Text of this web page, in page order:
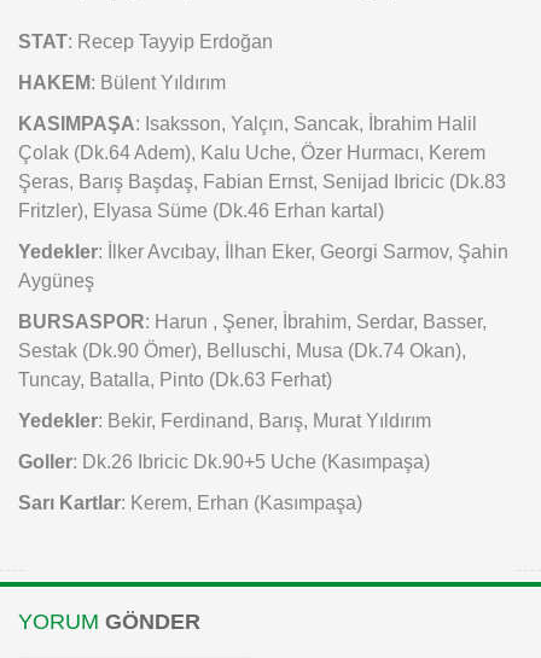
iOS
STAT: Recep Tayyip Erdoğan
HAKEM: Bülent Yıldırım
KASIMPAŞA: Isaksson, Yalçın, Sancak, İbrahim Halil
Çolak (Dk.64 Adem), Kalu Uche, Özer Hurmacı, Kerem
Şeras, Barış Başdaş, Fabian Ernst, Senijad Ibricic (Dk.83
Fritzler), Elyasa Süme (Dk.46 Erhan kartal)
Yedekler: İlker Avcıbay, İlhan Eker, Georgi Sarmov, Şahin
Aygüneş
BURSASPOR: Harun , Şener, İbrahim, Serdar, Basser,
Sestak (Dk.90 Ömer), Belluschi, Musa (Dk.74 Okan),
Tuncay, Batalla, Pinto (Dk.63 Ferhat)
Yedekler: Bekir, Ferdinand, Barış, Murat Yıldırım
Goller: Dk.26 Ibricic Dk.90+5 Uche (Kasımpaşa)
Sarı Kartlar: Kerem, Erhan (Kasımpaşa)
YORUM GÖNDER